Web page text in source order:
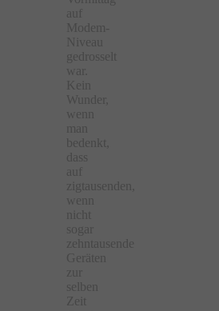
auf
Modem-
Niveau
gedrosselt
war.
Kein
Wunder,
wenn
man
bedenkt,
dass
auf
zigtausenden,
wenn
nicht
sogar
zehntausende
Geräten
zur
selben
Zeit